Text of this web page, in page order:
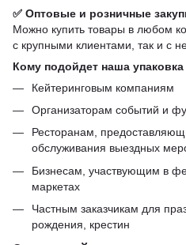
✅ Оптовые и розничные
Можно купить товары в любом
с крупными клиентами, так и с
Кому подойдет наша упаковка
Кейтеринговым компаниям
Организаторам событий и
Ресторанам,
обслуживания выездных
Бизнесам, участвующим в
маркетах
Частным заказчикам для
рождения, крестин